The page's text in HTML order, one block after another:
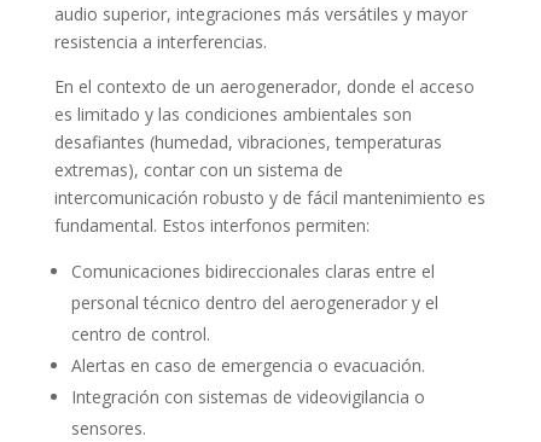
audio superior, integraciones más versátiles y mayor
resistencia a interferencias.
En el contexto de un aerogenerador, donde el acceso
es limitado y las condiciones ambientales son
desafiantes (humedad, vibraciones, temperaturas
extremas), contar con un sistema de
intercomunicación robusto y de fácil mantenimiento es
fundamental. Estos interfonos permiten:
Comunicaciones bidireccionales claras entre el
personal técnico dentro del aerogenerador y el
centro de control.
Alertas en caso de emergencia o evacuación.
Integración con sistemas de videovigilancia o
sensores.